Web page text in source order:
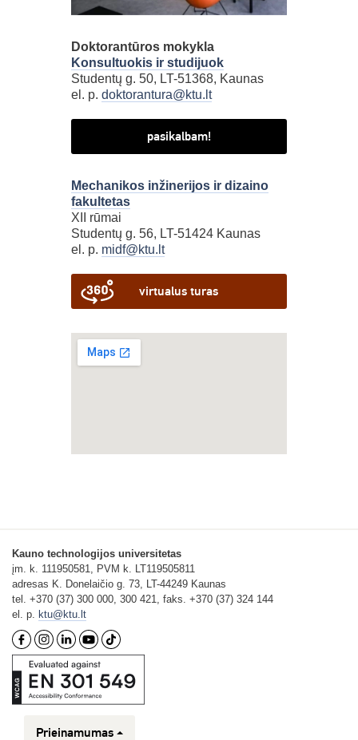
Doktorantūros mokykla
Konsultuokis ir studijuok
Studentų g. 50, LT-51368, Kaunas
el. p. doktorantura@ktu.lt
pasikalbam!
Mechanikos inžinerijos ir dizaino
fakultetas
XII rūmai
Studentų g. 56, LT-51424 Kaunas
el. p. midf@ktu.lt
virtualus turas
Kauno technologijos universitetas
įm. k. 111950581, PVM k. LT119505811
adresas K. Donelaičio g. 73, LT-44249 Kaunas
tel. +370 (37) 300 000, 300 421, faks. +370 (37) 324 144
el. p. ktu@ktu.lt
Prieinamumas